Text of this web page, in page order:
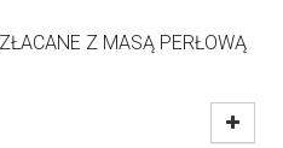
Z MASĄ PERŁOWĄ